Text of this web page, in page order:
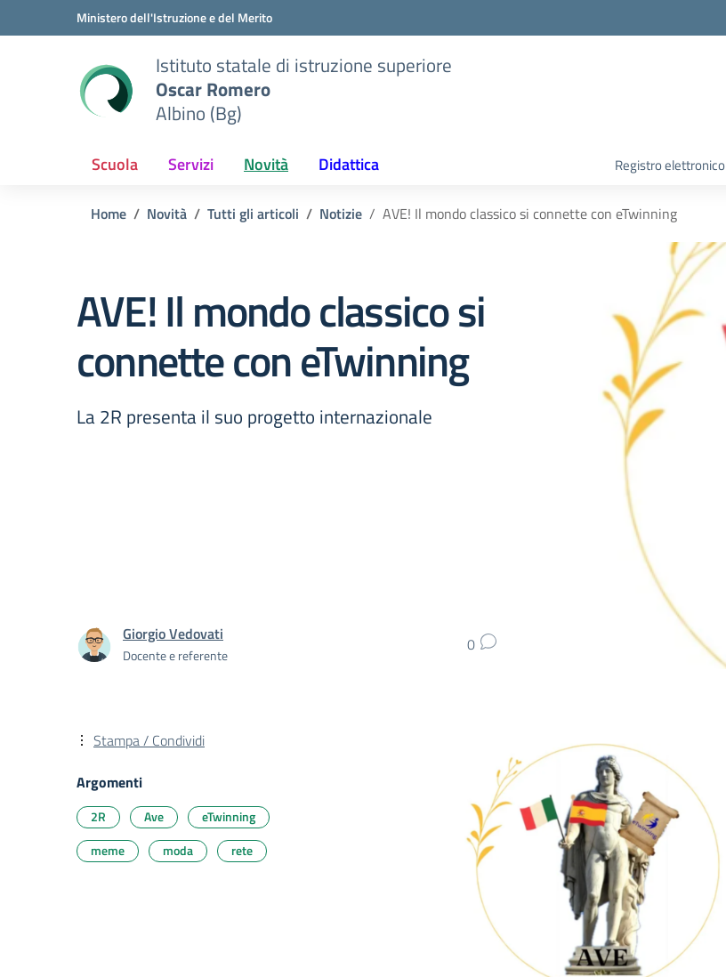
Vai ai contenuti
Vai al menu di navigazioneMinistero dell'Istruzione e del Merito
Istituto statale di istruzione superiore
Oscar Romero
Albino (Bg)
Scuola Servizi Novità Didattica Registro elettronico
Home Novità Tutti gli articoli Notizie AVE! Il mondo classico si connette con eTwinning
AVE! Il mondo classico si
connette con eTwinning
La 2R presenta il suo progetto internazionale
Giorgio Vedovati
Docente e referente 0
Stampa / Condividi
Argomenti
2R Ave
eTwinning
meme
moda rete